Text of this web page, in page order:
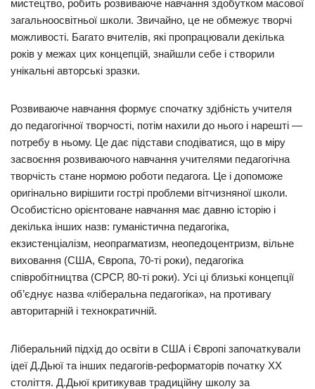
мистецтво, робить розвиваюче навчання здобутком масової
загальноосвітньої школи. Звичайно, це не обмежує творчі
можливості. Багато вчителів, які пропрацювали декілька
років у межах цих концепцій, знайшли себе і створили
унікальні авторські зразки.
Розвиваюче навчання формує спочатку здібність учителя
до педагогічної творчості, потім нахили до нього і нарешті —
потребу в ньому. Це дає підстави сподіватися, що в міру
засвоєння розвиваючого навчання учителями педагогічна
творчість стане нормою роботи педагога. Це і допоможе
оригінально вирішити гострі проблеми вітчизняної школи.
Особистісно орієнтоване навчання має давню історію і
декілька інших назв: гуманістична педагогіка,
екзистенціалізм, неопрагматизм, неопедоцентризм, вільне
виховання (США, Європа, 70-ті роки), педагогіка
співробітництва (СРСР, 80-ті роки). Усі ці близькі концепції
об’єднує назва «ліберальна педагогіка», на противагу
авторитарній і технократичній.
Ліберальний підхід до освіти в США і Європі започаткували
ідеї Д.Дьюї та інших педагогів-реформаторів початку XX
століття. Д.Дьюї критикував традиційну школу за